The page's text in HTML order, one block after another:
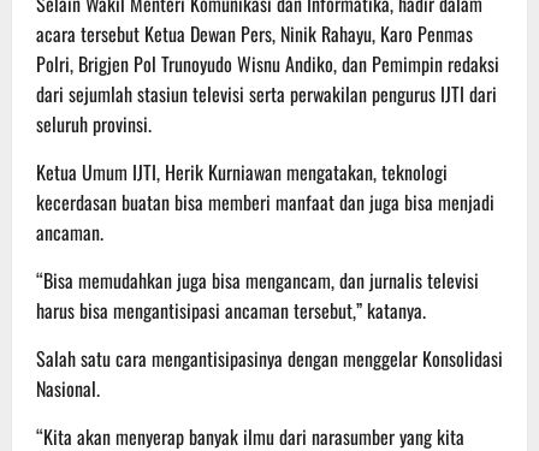
acara tersebut Ketua Dewan Pers, Ninik Rahayu, Karo Penmas
Polri, Brigjen Pol Trunoyudo Wisnu Andiko, dan Pemimpin redaksi
dari sejumlah stasiun televisi serta perwakilan pengurus IJTI dari
seluruh provinsi.
Ketua Umum IJTI, Herik Kurniawan mengatakan, teknologi
kecerdasan buatan bisa memberi manfaat dan juga bisa menjadi
ancaman.
“Bisa memudahkan juga bisa mengancam, dan jurnalis televisi
harus bisa mengantisipasi ancaman tersebut,” katanya.
Salah satu cara mengantisipasinya dengan menggelar Konsolidasi
Nasional.
“Kita akan menyerap banyak ilmu dari narasumber yang kita